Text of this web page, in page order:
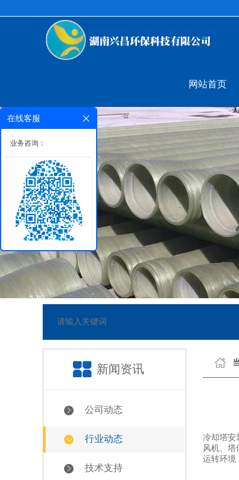
网站首页
网站已正式上线[2018-05-23]
新闻资讯
公司动态
行业动态
技术支持
冷却塔
风机、
运转环境
在线客服
业务咨询：